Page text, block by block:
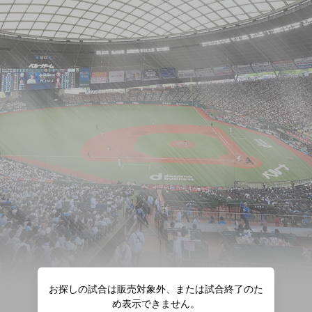
お探しの試合は販売対象外、または試合終了のた
め表示できません。